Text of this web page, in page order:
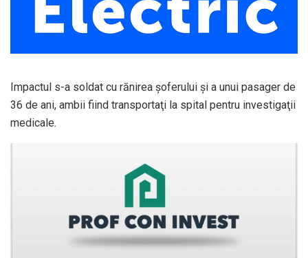
Impactul s-a soldat cu rănirea şoferului şi a unui pasager de
36 de ani, ambii fiind transportaţi la spital pentru investigaţii
medicale.